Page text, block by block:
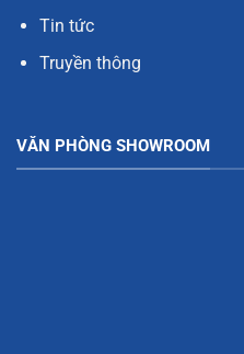
Tin tức
Truyền thông
VĂN PHÒNG SHOWROOM